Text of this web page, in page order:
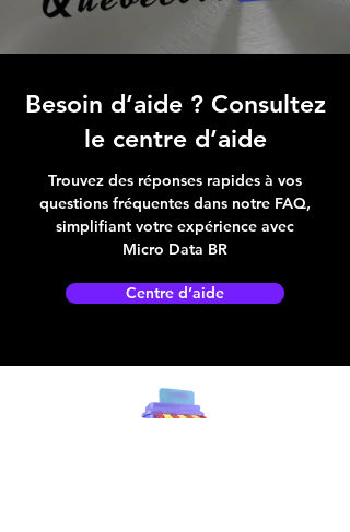
Besoin d’aide ? Consultez
le centre d’aide
Trouvez des réponses rapides à vos
questions fréquentes dans notre FAQ,
simplifiant votre expérience avec
Micro Data BR
Centre d’aide